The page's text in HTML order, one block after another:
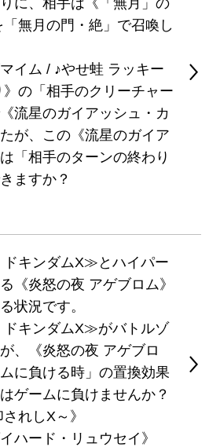
に、相手は《「無月」の
無月の門・絶」で召喚し
イム / ♪やせ蛙 ラッキー
の「相手のクリーチャー
流星のガイアッシュ・カ
が、この《流星のガイア
「相手のターンの終わり
ますか？
キンダムX≫とハイパー
《炎怒の夜 アゲブロム》
状況です。
キンダムX≫がバトルゾ
、《炎怒の夜 アゲブロ
に負ける時」の置換効果
ゲームに負けませんか？
れしX～》
ハード・リュウセイ》